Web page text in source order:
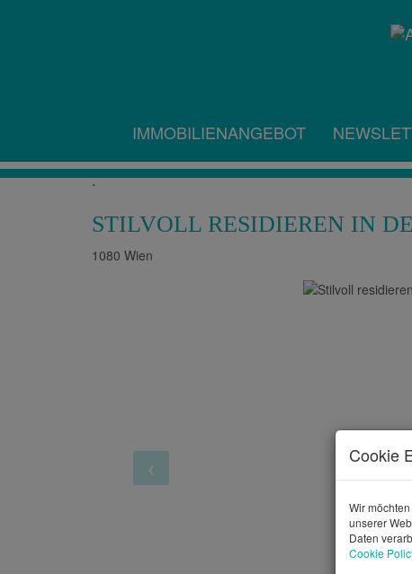
IMMOBILIENANGEBOT
.
STILVOLL RESIDIEREN IN
1080 Wien
Cookie
Wir
unserer
Daten
Cookie